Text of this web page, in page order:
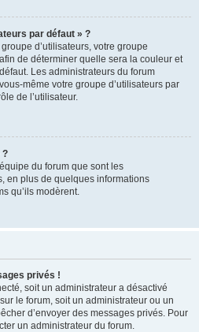
par défaut » ?
d’utilisateurs, votre groupe
de déterminer quelle sera la couleur et
Les administrateurs du forum
même votre groupe d’utilisateurs par
de l’utilisateur.
?
du forum que sont les
en plus de quelques informations
qu’ils modèrent.
privés !
soit un administrateur a désactivé
le forum, soit un administrateur ou un
d’envoyer des messages privés. Pour
un administrateur du forum.